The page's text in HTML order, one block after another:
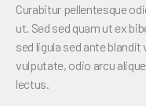
Curabitur pellentesque
ut. Sed sed quam ut ex
sed ligula sed ante
vulputate, odio arcu
lectus.